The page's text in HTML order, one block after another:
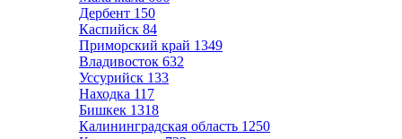
Дербент 150
Каспийск 84
Приморский край 1349
Владивосток 632
Уссурийск 133
Находка 117
Бишкек 1318
Калининградская область 1250